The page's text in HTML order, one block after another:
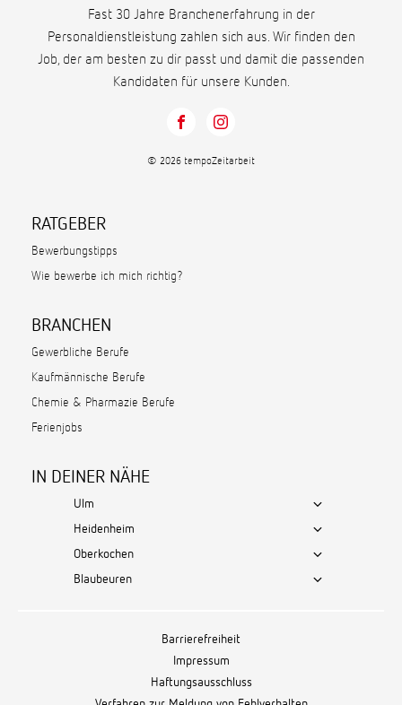
Fast 30 Jahre Branchenerfahrung in der
Personaldienstleistung zahlen sich aus. Wir finden den
Job, der am besten zu dir passt und damit die passenden
Kandidaten für unsere Kunden.
© 2026 tempoZeitarbeit
RATGEBER
Bewerbungstipps
Wie bewerbe ich mich richtig?
BRANCHEN
Gewerbliche Berufe
Kaufmännische Berufe
Chemie & Pharmazie Berufe
Ferienjobs
IN DEINER NÄHE
Ulm
Heidenheim
Oberkochen
Blaubeuren
Barrierefreiheit
Impressum
Haftungsausschluss